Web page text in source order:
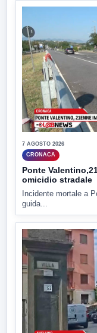
7 AGOSTO 2026
CRONACA
Ponte
omicidio stradale
Incidente mortale a
guida...